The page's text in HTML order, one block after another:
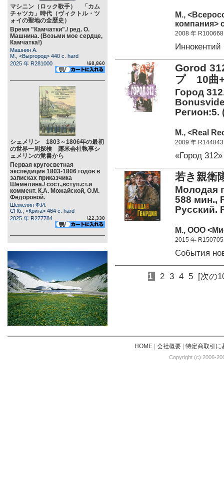
マシニン（ロック歌手） 「カム
チャツカ」時代（ヴィクトル・ツ
ォイの聖地の全歴史）
Время "Камчатки"./ ред. О.
Машнина. (Возьми мое сердце,
Камчатка!)
Машнин А.
М., <Выргород> 440 c. hard
2025 年 R281000
\68,860
シェメリン 1803～1806年の最初
の世界一周探検 露米会社執事シ
ェメリンの覚書から
Первая кругосветная
экспедиция 1803-1806 годов в
записках приказчика
Шемелина./ сост.,вступ.ст.и
коммент. К.А. Можайской, О.М.
Федоровой.
Шемелин Ф.И.
СПб., <Крига> 464 c. hard
2025 年 R277784
\22,330
М.,
компания>
2008 年 R100668
Gorod
プ 10曲
Город
Регион:5.
М., <Real
2009 年 R144843
«Город
若き親衛
Молодая
588 мин.,
Русский.
М., ООО
2015 年 R150705
События
1 2 3 4 5 [次の
HOME| 会社概要| 特定商取引に
Copyright (c) 2006-